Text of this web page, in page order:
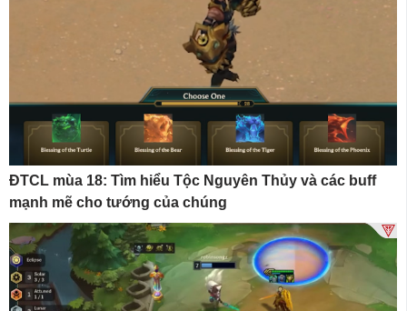
ĐTCL mùa 18: Tìm hiểu Tộc Nguyên Thủy và các buff
mạnh mẽ cho tướng của chúng